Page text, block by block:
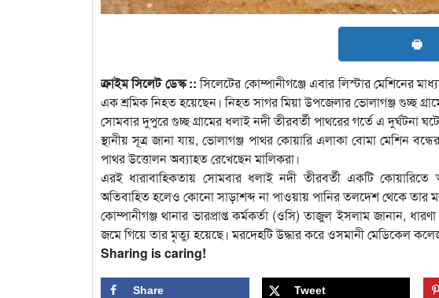
🖶
ক্রাইম সিলেট ডেস্ক ::সিলেটের কোম্পানীগঞ্জে এবার লিস্টার মেশিনের
এক শ্রমিক নিহত হয়েছেন। নিহত সাগর মিয়া উপজেলার ভোলাগঞ্জ গুচ্ছ
সোমবার দুপুরে গুচ্ছ গ্রামের ধলাই নদী তীরবর্তী পাথরের গর্তে এ দুর্ঘটনা
স্থানীয় সূত্র জানা যায়, ভোলাগঞ্জ পাথর কোয়ারি এলাকা বোমা মেশিন
পাথর উত্তোলন অব্যাহত রেখেছেন মালিকরা।
এরই ধারাবাহিকতায় সোমবার ধলাই নদী তীরবর্তী একটি কোয়ারিতে
অতিবাহিত হলেও কোনো সাড়াশব্দ না পাওয়ায় পানির তলদেশ থেকে তার
কোম্পানীগঞ্জ থানার ভারপ্রাপ্ত কর্মকর্তা (ওসি) তাজুল ইসলাম জানান,
জমে গিয়ে তার মৃত্যু হয়েছে। মরদেহটি উদ্ধার করে ওসমানী মেডিকেল
Sharing is caring!
Share Tweet